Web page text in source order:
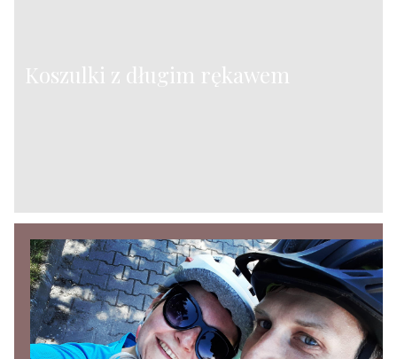
Koszulki z długim rękawem